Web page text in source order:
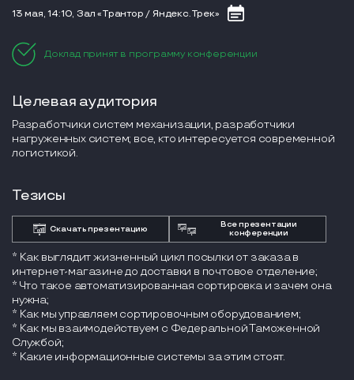
13 мая, 14:10, Зал «Трантор / Яндекс.Трек»
Доклад принят в программу конференции
Целевая аудитория
Разработчики систем механизации, разработчики
нагруженных систем; все, кто интересуется современной
логистикой.
Тезисы
Скачать презентацию
Все презентации
конференции
* Как выглядит жизненный цикл посылки от заказа в
интернет-магазине до доставки в почтовое отделение;
* Что такое автоматизированная сортировка и зачем она
нужна;
* Как мы управляем сортировочным оборудованием;
* Как мы взаимодействуем с Федеральной Таможенной
Службой;
* Какие информационные системы за этим стоят.